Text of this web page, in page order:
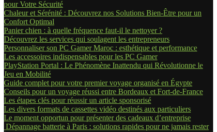
pour Votre Sécurité
Chaleur et Sérénité : Découvrez nos Solutions Bien-Être pour un
Confort Optimal
Panier chien : à quelle fréquence faut-il le nettoyer ?
Découvrez les services qui soulagent les entrepreneurs
Personnaliser son PC Gamer Maroc : esthétique et performance
Les accessoires indispensables pour les PC Gamer
PlayStation Portal : Le Phénomène Inattendu qui Révolutionne le
Jeu en Mobilité
Guide complet pour votre premier voyage organisé en Égypte
Conseils pour un voyage réussi entre Bordeaux et Fort-de-France
Les étapes clés pour réussir un article sponsorisé
Les divers formats de cassettes vidéo destinés aux particuliers
Le moment opportun pour présenter des cadeaux d’entreprise
Dépannage batterie à Paris : solutions rapides pour ne jamais rester